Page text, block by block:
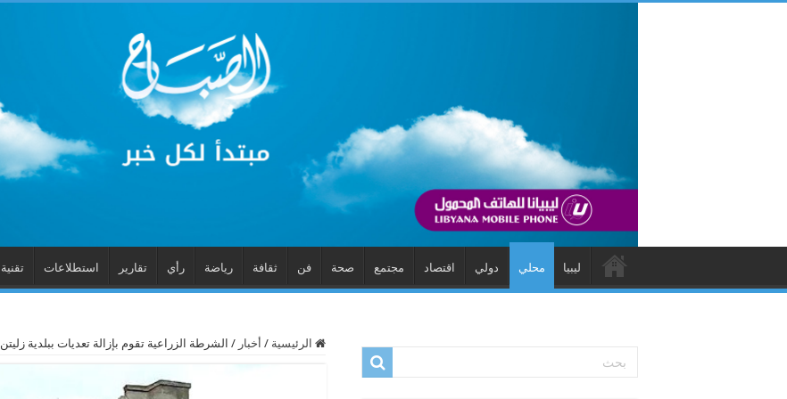
ليبيا محلي دولي اقتصاد مجتمع صحة فن ثقافة رياضة رأي تقارير استطلاعات تقنية
الرئيسية / أخبار / الشرطة الزراعية تقوم بإزالة تعديات ببلدية زليتن